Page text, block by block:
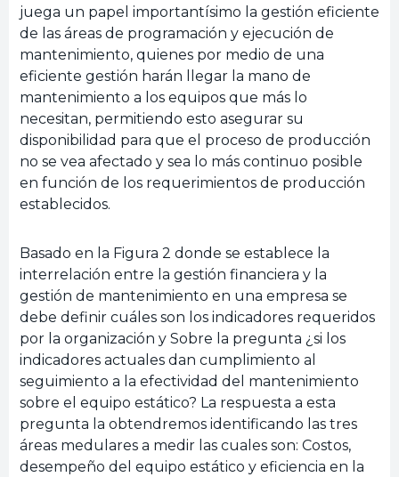
juega un papel importantísimo la gestión eficiente
de las áreas de programación y ejecución de
mantenimiento, quienes por medio de una
eficiente gestión harán llegar la mano de
mantenimiento a los equipos que más lo
necesitan, permitiendo esto asegurar su
disponibilidad para que el proceso de producción
no se vea afectado y sea lo más continuo posible
en función de los requerimientos de producción
establecidos.
Basado en la Figura 2 donde se establece la
interrelación entre la gestión financiera y la
gestión de mantenimiento en una empresa se
debe definir cuáles son los indicadores requeridos
por la organización y Sobre la pregunta ¿si los
indicadores actuales dan cumplimiento al
seguimiento a la efectividad del mantenimiento
sobre el equipo estático? La respuesta a esta
pregunta la obtendremos identificando las tres
áreas medulares a medir las cuales son: Costos,
desempeño del equipo estático y eficiencia en la